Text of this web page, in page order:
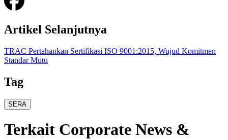
Artikel Selanjutnya
TRAC Pertahankan Sertifikasi ISO 9001:2015, Wujud Komitmen
Standar Mutu
Tag
SERA
Terkait Corporate News &